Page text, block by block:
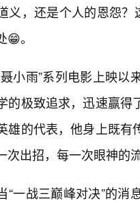
义，还是个人的恩怨
。
聂小雨”系列电影上映
的极致追求，迅速赢
雄的代表，他身上既
次出招，每一次眼神的
“一战三巅峰对决”的